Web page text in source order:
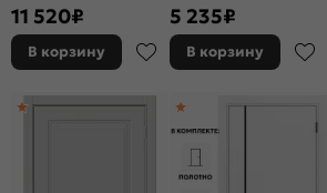
11 520₽
В корзину
царговая
5 235₽
В корзину